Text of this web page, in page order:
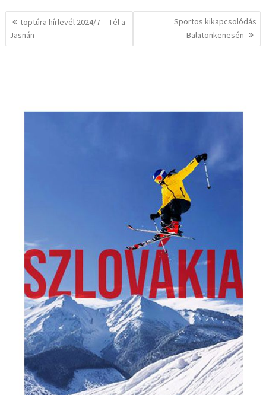
Bejegyzés
navigáció
toptúra hírlevél 2024/7 – Tél a
Jasnán
Sportos kikapcsolódás
Balatonkenesén